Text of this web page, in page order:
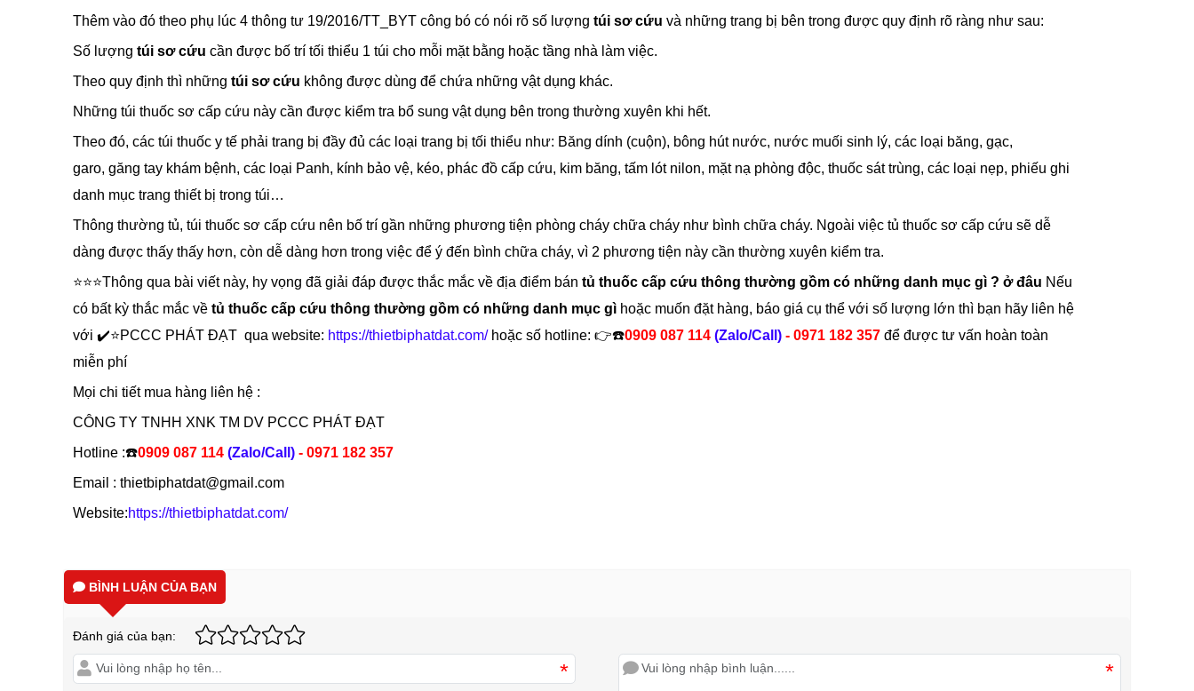
Thêm vào đó theo phụ lúc 4 thông tư 19/2016/TT_BYT công bó có nói rõ số lượng túi sơ cứu và những trang bị bên trong được quy định rõ ràng như sau:
Số lượng túi sơ cứu cần được bố trí tối thiểu 1 túi cho mỗi mặt bằng hoặc tầng nhà làm việc.
Theo quy định thì những túi sơ cứu không được dùng để chứa những vật dụng khác.
Những túi thuốc sơ cấp cứu này cần được kiểm tra bổ sung vật dụng bên trong thường xuyên khi hết.
Theo đó, các túi thuốc y tế phải trang bị đầy đủ các loại trang bị tối thiểu như: Băng dính (cuộn), bông hút nước, nước muối sinh lý, các loại băng, gạc,
garo, găng tay khám bệnh, các loại Panh, kính bảo vệ, kéo, phác đồ cấp cứu, kim băng, tấm lót nilon, mặt nạ phòng độc, thuốc sát trùng, các loại nẹp, phiếu ghi
danh mục trang thiết bị trong túi…
Thông thường tủ, túi thuốc sơ cấp cứu nên bố trí gần những phương tiện phòng cháy chữa cháy như bình chữa cháy. Ngoài việc tủ thuốc sơ cấp cứu sẽ dễ
dàng được thấy thấy hơn, còn dễ dàng hơn trong việc để ý đến bình chữa cháy, vì 2 phương tiện này cần thường xuyên kiểm tra.
⭐⭐⭐Thông qua bài viết này, hy vọng đã giải đáp được thắc mắc về địa điểm bán tủ thuốc cấp cứu thông thường gồm có những danh mục gì ? ở đâu Nếu
có bất kỳ thắc mắc về tủ thuốc cấp cứu thông thường gồm có những danh mục gì hoặc muốn đặt hàng, báo giá cụ thể với số lượng lớn thì bạn hãy liên hệ
với ✔️⭐PCCC PHÁT ĐẠT qua website: https://thietbiphatdat.com/hoặc số hotline: 👉☎️0909 087 114 (Zalo/Call) - 0971 182 357 để được tư vấn hoàn toàn
miễn phí
Mọi chi tiết mua hàng liên hệ :
CÔNG TY TNHH XNK TM DV PCCC PHÁT ĐẠT
Hotline :☎️0909 087 114 (Zalo/Call) - 0971 182 357
Email : thietbiphatdat@gmail.com
Website:https://thietbiphatdat.com/
BÌNH LUẬN CỦA BẠN
Đánh giá của bạn:
* *